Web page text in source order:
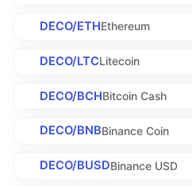
DECO/ETHEthereum
DECO/LTCLitecoin
DECO/BCHBitcoin Cash
DECO/BNBBinance Coin
DECO/BUSDBinance USD